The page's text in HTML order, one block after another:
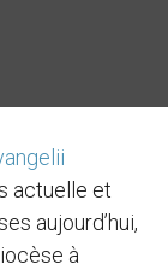
actuelle et
aujourd’hui,
à